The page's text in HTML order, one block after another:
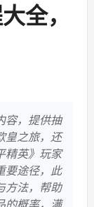
全，
容，提供抽
皇之旅，还
精英》玩家
要途径，此
方法，帮助
的概率，满